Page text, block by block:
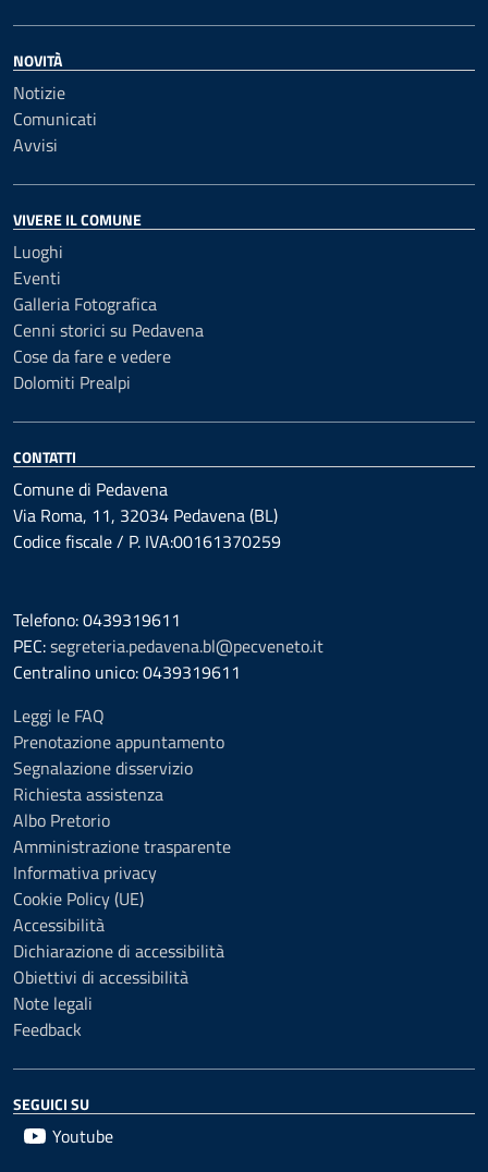
NOVITÀ
Notizie
Comunicati
Avvisi
VIVERE IL COMUNE
Luoghi
Eventi
Galleria Fotografica
Cenni storici su Pedavena
Cose da fare e vedere
Dolomiti Prealpi
CONTATTI
Comune di Pedavena
Via Roma, 11, 32034 Pedavena (BL)
Codice fiscale / P. IVA:00161370259
Telefono: 0439319611
PEC:segreteria.pedavena.bl@pecveneto.it
Centralino unico: 0439319611
Leggi le FAQ
Prenotazione appuntamento
Segnalazione disservizio
Richiesta assistenza
Albo Pretorio
Amministrazione trasparente
Informativa privacy
Cookie Policy (UE)
Accessibilità
Dichiarazione di accessibilità
Obiettivi di accessibilità
Note legali
Feedback
SEGUICI SU
Youtube